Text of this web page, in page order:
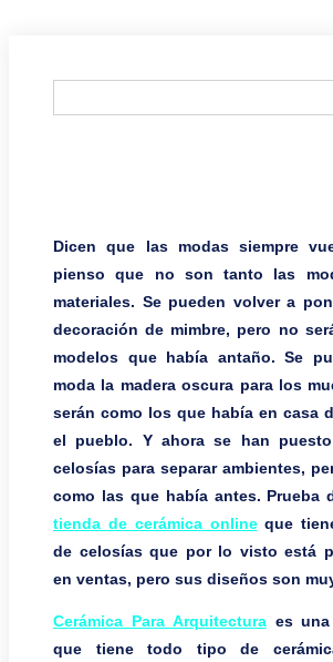
Dicen que las modas siempre
pienso que no son tanto las
materiales. Se pueden volver a
decoración de mimbre, pero no
modelos que había antaño. Se
moda la madera oscura para los
serán como los que había en casa
el pueblo. Y ahora se han
celosías para separar ambientes,
como las que había antes. Prueba
tienda de cerámica onlineque
de celosías que por lo visto está
en ventas, pero sus diseños son
Cerámica Para Arquitecturaes una
que tiene todo tipo de